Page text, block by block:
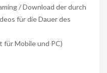
/ Download der durch
für die Dauer des
Mobile und PC)